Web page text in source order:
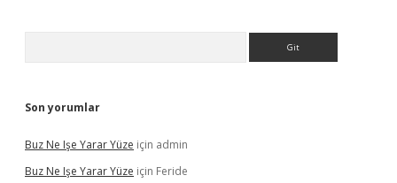
Son yorumlar
Buz Ne Işe Yarar Yüze için admin
Buz Ne Işe Yarar Yüze için Feride